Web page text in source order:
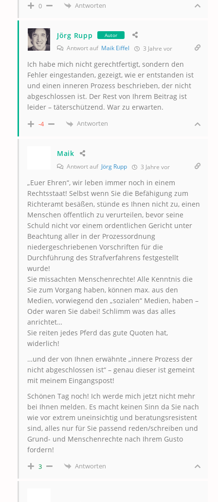
0 Antworten
Jörg Rupp Autor
Antwort auf Maik Eiffel 3 Jahre vor
Ich habe mich nicht gerechtfertigt, sondern den
Fehler eingestanden, gezeigt, wie er entstanden ist
und einen inneren Prozess beschrieben, der nicht
abgeschlossen ist. Der Rest von Ihrem Beitrag ist
leider – täterschützend. War zu erwarten.
-4 Antworten
Maik
Antwort auf Jörg Rupp 3 Jahre vor
„Euer Ehren“, wir leben immer noch in einem
Rechtsstaat! Selbst wenn Sie die Befähigung zum
Richteramt besäßen, stünde es Ihnen nicht zu, einen
Menschen öffentlich zu verurteilen, bevor seine
Schuld nicht vor einem ordentlichen Gericht unter
Beachtung aller in der Prozessordnung
niedergeschriebenen Vorschriften für die
Durchführung des Strafverfahrens festgestellt
wurde!
Sie missachten Menschenrechte! Alle Kenntnis die
Sie zum Vorgang haben, können max. aus den
Medien, vorwiegend den „sozialen“ Medien, haben –
Oder waren Sie dabei! Schlimm was das alles
anrichtet…
Sie reiten jedes Pferd das gute Quoten hat,
widerlich!
…und der von Ihnen erwähnte „innere Prozess der
nicht abgeschlossen ist“ – genau dieser ist gemeint
mit meinem Eingangspost!
Schönen Tag noch! Ich werde mich jetzt nicht mehr
bei Ihnen melden. Es macht keinen Sinn da Sie nach
wie vor extrem uneinsichtig und beratungsresistent
sind, alles nur für Sie passend reden/schreiben und
Grund- und Menschenrechte nach Ihrem Gusto
fordern!
3 Antworten